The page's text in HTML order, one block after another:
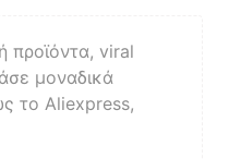
προϊόντα, viral
μοναδικά
το Aliexpress,